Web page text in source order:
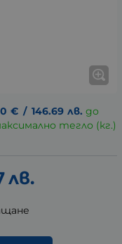
€ / 146.69 лв. до
тегло (кг.)
лв.